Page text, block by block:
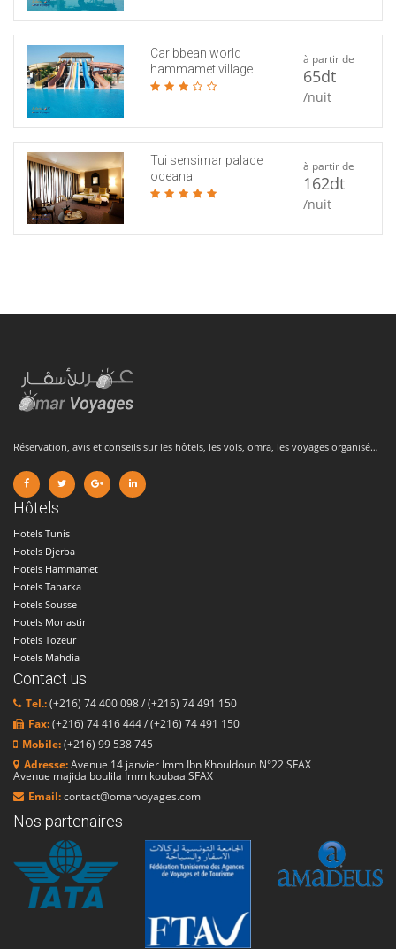
Caribbean world
hammamet village
à partir de
65dt
/nuit
Tui sensimar palace
oceana
à partir de
162dt
/nuit
Réservation, avis et conseils sur les hôtels, les vols, omra, les voyages organisé…
Hôtels
Hotels Tunis
Hotels Djerba
Hotels Hammamet
Hotels Tabarka
Hotels Sousse
Hotels Monastir
Hotels Tozeur
Hotels Mahdia
Contact us
Tel.:(+216) 74 400 098 / (+216) 74 491 150
Fax:(+216) 74 416 444 / (+216) 74 491 150
Mobile:(+216) 99 538 745
Adresse:Avenue 14 janvier Imm Ibn Khouldoun N°22 SFAX
Avenue majida boulila Imm koubaa SFAX
Email:contact@omarvoyages.com
Nos partenaires